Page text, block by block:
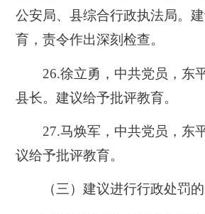
公安局、县综合行政执法局。
育，责令作出深刻检查。
26.徐立勇，中共党员，东平
县长。建议给予批评教育。
27.马焕军，中共党员，东
议给予批评教育。
（三）建议进行行政处罚的